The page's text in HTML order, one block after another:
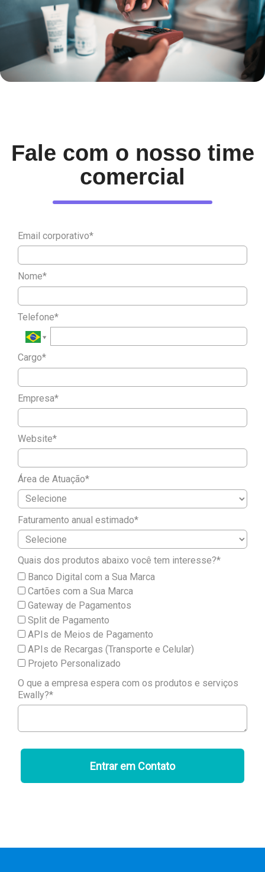
Fale com o nosso time
comercial
Email corporativo*
Nome*
Telefone*
Cargo*
Empresa*
Website*
Área de Atuação*
Faturamento anual estimado*
Quais dos produtos abaixo você tem interesse?*
Banco Digital com a Sua Marca
Cartões com a Sua Marca
Gateway de Pagamentos
Split de Pagamento
APIs de Meios de Pagamento
APIs de Recargas (Transporte e Celular)
Projeto Personalizado
O que a empresa espera com os produtos e serviços
Ewally?*
Entrar em Contato